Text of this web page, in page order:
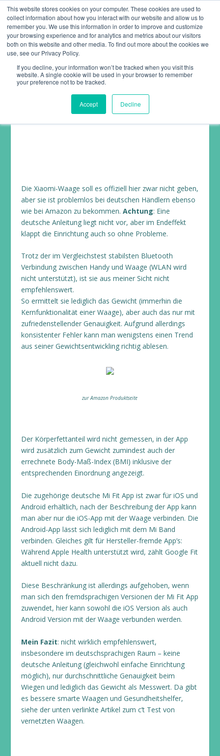
This website stores cookies on your computer. These cookies are used to
collect information about how you interact with our website and allow us to
remember you. We use this information in order to improve and customize
your browsing experience and for analytics and metrics about our visitors
both on this website and other media. To find out more about the cookies we
use, see our Privacy Policy.
If you decline, your information won’t be tracked when you visit this
website. A single cookie will be used in your browser to remember
your preference not to be tracked.
Accept Decline
XIAOMI MI SMART SCALE
(VERNETZTE WAAGE)
Die Xiaomi-Waage soll es offiziell hier zwar nicht geben,
aber sie ist problemlos bei deutschen Händlern ebenso
wie bei Amazon zu bekommen. Achtung: Eine
deutsche Anleitung liegt nicht vor, aber im Endeffekt
klappt die Einrichtung auch so ohne Probleme.
Trotz der im Vergleichstest stabilsten Bluetooth
Verbindung zwischen Handy und Waage (WLAN wird
nicht unterstützt), ist sie aus meiner Sicht nicht
empfehlenswert.
So ermittelt sie lediglich das Gewicht (immerhin die
Kernfunktionalität einer Waage), aber auch das nur mit
zufriedenstellender Genauigkeit. Aufgrund allerdings
konsistenter Fehler kann man wenigstens einen Trend
aus seiner Gewichtsentwickling richtig ablesen.
zur Amazon Produktseite
Der Körperfettanteil wird nicht gemessen, in der App
wird zusätzlich zum Gewicht zumindest auch der
errechnete Body-Maß-Index (BMI) inklusive der
entsprechenden Einordnung angezeigt.
Die zugehörige deutsche Mi Fit App ist zwar für iOS und
Android erhältlich, nach der Beschreibung der App kann
man aber nur die iOS-App mit der Waage verbinden. Die
Android-App lässt sich lediglich mit dem Mi Band
verbinden. Gleiches gilt für Hersteller-fremde App’s:
Während Apple Health unterstützt wird, zählt Google Fit
aktuell nicht dazu.
Diese Beschränkung ist allerdings aufgehoben, wenn
man sich den fremdsprachigen Versionen der Mi Fit App
zuwendet, hier kann sowohl die iOS Version als auch
Android Version mit der Waage verbunden werden.
Mein Fazit: nicht wirklich empfehlenswert,
insbesondere im deutschsprachigen Raum – keine
deutsche Anleitung (gleichwohl einfache Einrichtung
möglich), nur durchschnittliche Genauigkeit beim
Wiegen und lediglich das Gewicht als Messwert. Da gibt
es bessere smarte Waagen und Gesundheitshelfer,
siehe der unten verlinkte Artikel zum c’t Test von
vernetzten Waagen.